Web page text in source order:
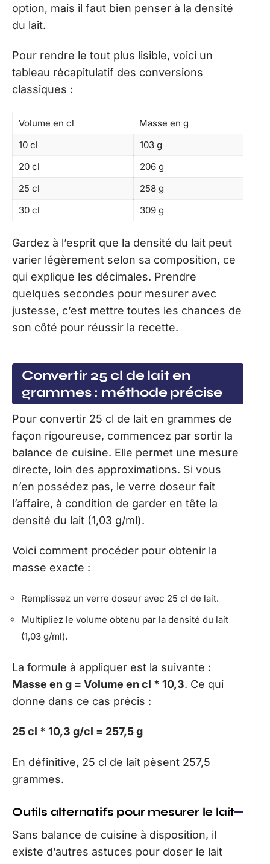
option, mais il faut bien penser à la densité
du lait.
Pour rendre le tout plus lisible, voici un
tableau récapitulatif des conversions
classiques :
Volume en cl
Masse en g
10 cl
103 g
20 cl
206 g
25 cl
258 g
30 cl
309 g
Gardez à l’esprit que la densité du lait peut
varier légèrement selon sa composition, ce
qui explique les décimales. Prendre
quelques secondes pour mesurer avec
justesse, c’est mettre toutes les chances de
son côté pour réussir la recette.
Convertir 25 cl de lait en
grammes : méthode précise
Pour convertir 25 cl de lait en grammes de
façon rigoureuse, commencez par sortir la
balance de cuisine. Elle permet une mesure
directe, loin des approximations. Si vous
n’en possédez pas, le verre doseur fait
l’affaire, à condition de garder en tête la
densité du lait (1,03 g/ml).
Voici comment procéder pour obtenir la
masse exacte :
Remplissez un verre doseur avec 25 cl de lait.
Multipliez le volume obtenu par la densité du lait
(1,03 g/ml).
La formule à appliquer est la suivante :
Masse en g = Volume en cl * 10,3. Ce qui
donne dans ce cas précis :
25 cl * 10,3 g/cl = 257,5 g
En définitive, 25 cl de lait pèsent 257,5
grammes.
Outils alternatifs pour mesurer le lait
Sans balance de cuisine à disposition, il
existe d’autres astuces pour doser le lait